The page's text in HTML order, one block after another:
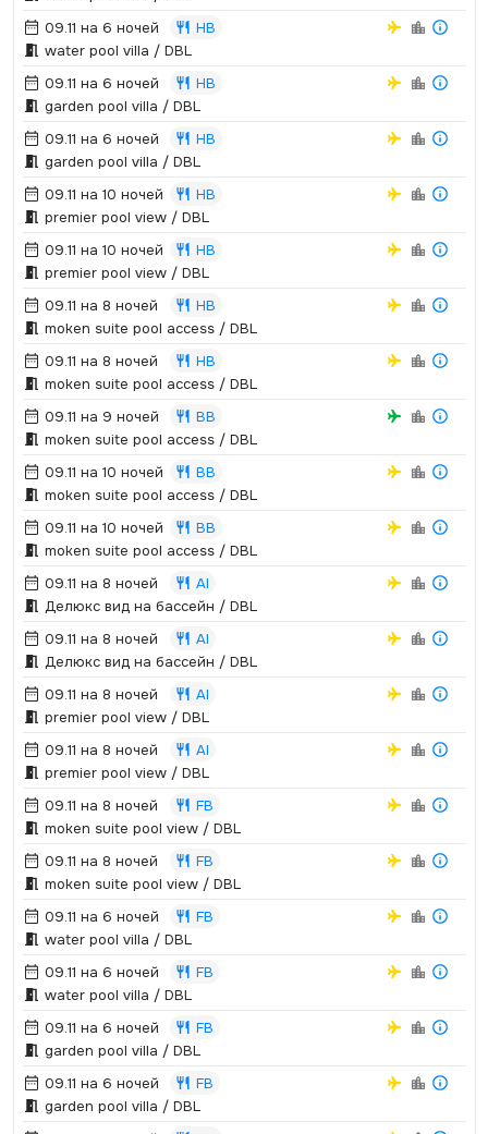
09.11 на 6 ночей
HB
water pool villa / DBL
09.11 на 6 ночей
HB
garden pool villa / DBL
09.11 на 6 ночей
HB
garden pool villa / DBL
09.11 на 10 ночей
HB
premier pool view / DBL
09.11 на 10 ночей
HB
premier pool view / DBL
09.11 на 8 ночей
HB
moken suite pool access / DBL
09.11 на 8 ночей
HB
moken suite pool access / DBL
09.11 на 9 ночей
BB
moken suite pool access / DBL
09.11 на 10 ночей
BB
moken suite pool access / DBL
09.11 на 10 ночей
BB
moken suite pool access / DBL
09.11 на 8 ночей
AI
Делюкс вид на бассейн / DBL
09.11 на 8 ночей
AI
Делюкс вид на бассейн / DBL
09.11 на 8 ночей
AI
premier pool view / DBL
09.11 на 8 ночей
AI
premier pool view / DBL
09.11 на 8 ночей
FB
moken suite pool view / DBL
09.11 на 8 ночей
FB
moken suite pool view / DBL
09.11 на 6 ночей
FB
water pool villa / DBL
09.11 на 6 ночей
FB
water pool villa / DBL
09.11 на 6 ночей
FB
garden pool villa / DBL
09.11 на 6 ночей
FB
garden pool villa / DBL